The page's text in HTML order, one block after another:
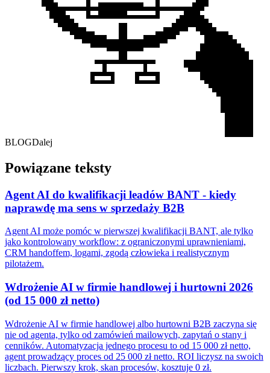
BLOGDalej
Powiązane teksty
Agent AI do kwalifikacji leadów BANT - kiedy
naprawdę ma sens w sprzedaży B2B
Agent AI może pomóc w pierwszej kwalifikacji BANT, ale tylko
jako kontrolowany workflow: z ograniczonymi uprawnieniami,
CRM handoffem, logami, zgodą człowieka i realistycznym
pilotażem.
Wdrożenie AI w firmie handlowej i hurtowni 2026
(od 15 000 zł netto)
Wdrożenie AI w firmie handlowej albo hurtowni B2B zaczyna się
nie od agenta, tylko od zamówień mailowych, zapytań o stany i
cenników. Automatyzacja jednego procesu to od 15 000 zł netto,
agent prowadzący proces od 25 000 zł netto. ROI liczysz na swoich
liczbach. Pierwszy krok, skan procesów, kosztuje 0 zł.